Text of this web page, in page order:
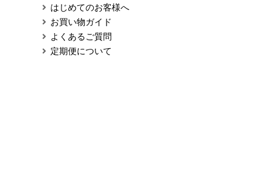
はじめてのお客様へ
お買い物ガイド
よくあるご質問
定期便について